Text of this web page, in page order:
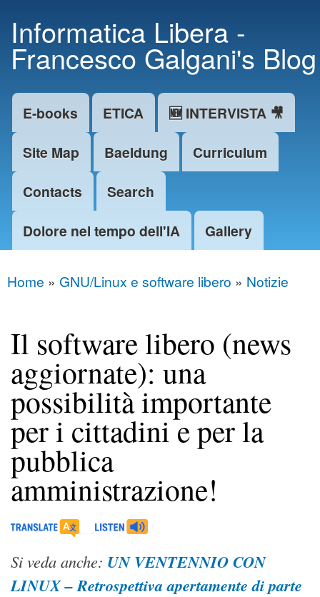
main
content
Informatica Libera -
Francesco Galgani's Blog
Main menu
E-books ETICA
🆕 INTERVISTA 🎥
Site Map
Baeldung
Curriculum
Contacts
Search
Dolore nel tempo dell'IA
Gallery
You are here
Home » GNU/Linux e software libero » Notizie
Il software libero (news
aggiornate): una
possibilità importante
per i cittadini e per la
pubblica
amministrazione!
Si veda anche: UN VENTENNIO CON
LINUX – Retrospettiva apertamente di parte